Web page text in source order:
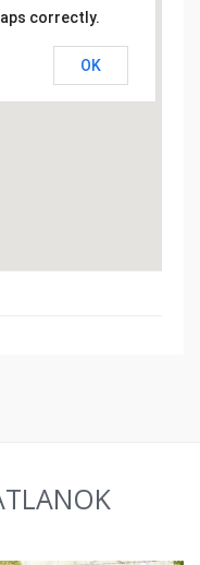
correctly.
OK